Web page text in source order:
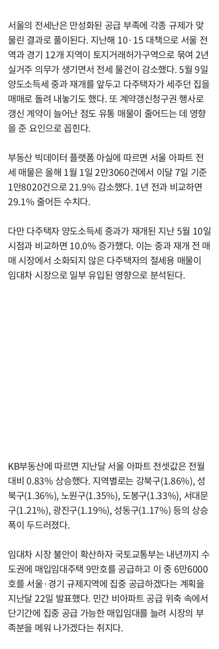
서울의 전세난은 만성화된 공급 부족에 각종 규제가 맞
물린 결과로 풀이된다. 지난해 10·15 대책으로 서울 전
역과 경기 12개 지역이 토지거래허가구역으로 묶여 2년
실거주 의무가 생기면서 전세 물건이 감소했다. 5월 9일
양도소득세 중과 재개를 앞두고 다주택자가 세주던 집을
매매로 돌려 내놓기도 했다. 또 계약갱신청구권 행사로
갱신 계약이 늘어난 점도 유통 매물이 줄어드는 데 영향
을 준 요인으로 꼽힌다.
부동산 빅데이터 플랫폼 아실에 따르면 서울 아파트 전
세 매물은 올해 1월 1일 2만3060건에서 이달 7일 기준
1만8020건으로 21.9% 감소했다. 1년 전과 비교하면
29.1% 줄어든 수치다.
다만 다주택자 양도소득세 중과가 재개된 지난 5월 10일
시점과 비교하면 10.0% 증가했다. 이는 중과 재개 전 매
매 시장에서 소화되지 않은 다주택자의 절세용 매물이
임대차 시장으로 일부 유입된 영향으로 분석된다.
KB부동산에 따르면 지난달 서울 아파트 전셋값은 전월
대비 0.83% 상승했다. 지역별로는 강북구(1.86%), 성
북구(1.36%), 노원구(1.35%), 도봉구(1.33%), 서대문
구(1.21%), 광진구(1.19%), 성동구(1.17%) 등의 상승
폭이 두드러졌다.
임대차 시장 불안이 확산하자 국토교통부는 내년까지 수
도권에 매입임대주택 9만호를 공급하고 이 중 6만6000
호를 서울·경기 규제지역에 집중 공급하겠다는 계획을
지난달 22일 발표했다. 민간 비아파트 공급 위축 속에서
단기간에 집중 공급 가능한 매입임대를 늘려 시장의 부
족분을 메워 나가겠다는 취지다.